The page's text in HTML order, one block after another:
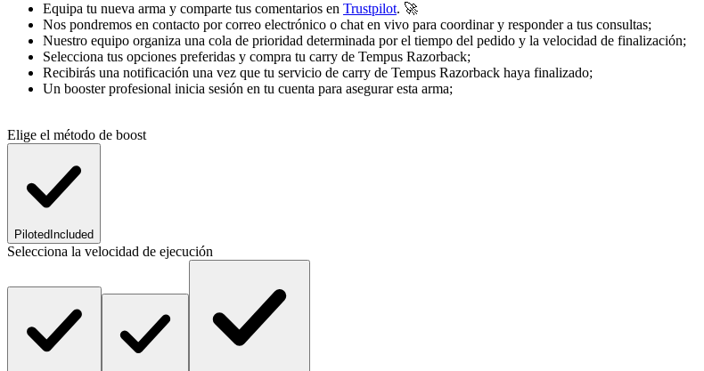
Equipa tu nueva arma y comparte tus comentarios en Trustpilot. 🚀
Nos pondremos en contacto por correo electrónico o chat en vivo para coordinar y responder a tus consultas;
Nuestro equipo organiza una cola de prioridad determinada por el tiempo del pedido y la velocidad de finalización;
Selecciona tus opciones preferidas y compra tu carry de Tempus Razorback;
Recibirás una notificación una vez que tu servicio de carry de Tempus Razorback haya finalizado;
Un booster profesional inicia sesión en tu cuenta para asegurar esta arma;
Elige el método de boost
Piloted Included
Selecciona la velocidad de ejecución